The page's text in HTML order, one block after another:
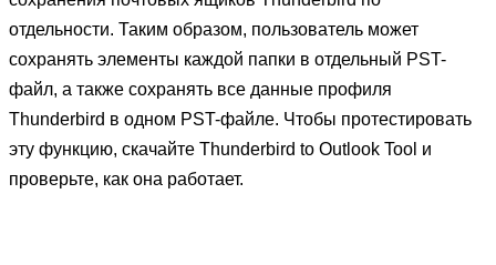
отдельности. Таким образом, пользователь может
сохранять элементы каждой папки в отдельный PST-
файл, а также сохранять все данные профиля
Thunderbird в одном PST-файле. Чтобы протестировать
эту функцию, скачайте Thunderbird to Outlook Tool и
проверьте, как она работает.